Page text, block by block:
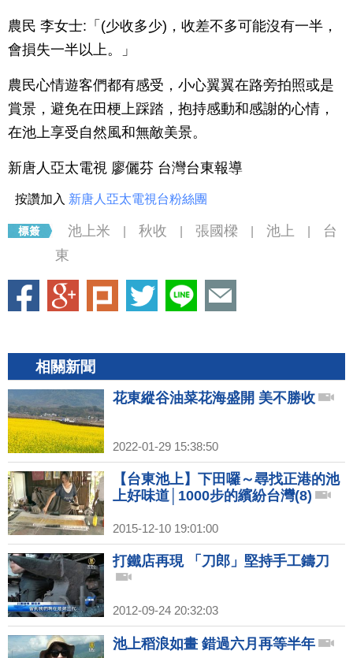
農民 李女士:「(少收多少)，收差不多可能沒有一半，
會損失一半以上。」
農民心情遊客們都有感受，小心翼翼在路旁拍照或是
賞景，避免在田梗上踩踏，抱持感動和感謝的心情，
在池上享受自然風和無敵美景。
新唐人亞太電視 廖儷芬 台灣台東報導
按讚加入 新唐人亞太電視台粉絲團
池上米 秋收 張國樑 池上
台
東
相關新聞
花東縱谷油菜花海盛開 美不勝收
2022-01-29 15:38:50
【台東池上】下田囉～尋找正港的池
上好味道│1000步的繽紛台灣(8)
2015-12-10 19:01:00
打鐵店再現 「刀郎」堅持手工鑄刀
2012-09-24 20:32:03
池上稻浪如畫 錯過六月再等半年